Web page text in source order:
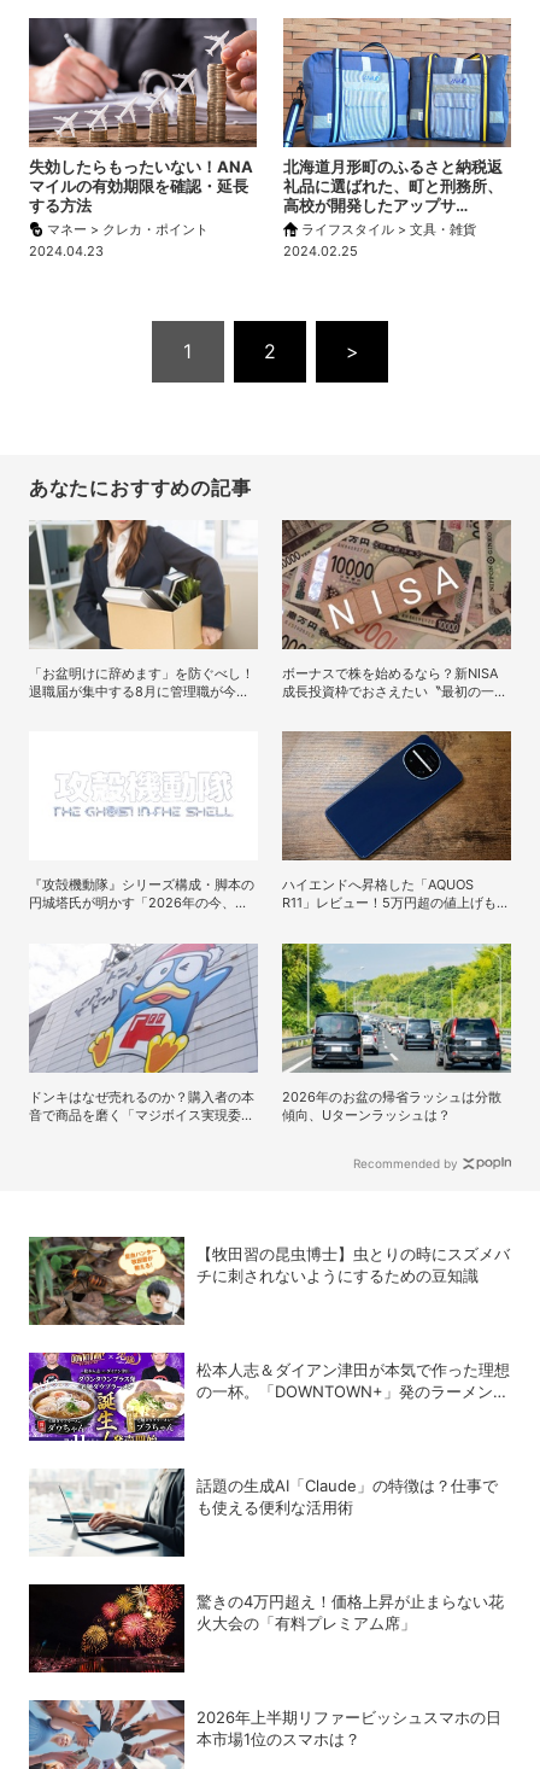
失効したらもったいない！ANA
マイルの有効期限を確認・延長
する方法
マネー > クレカ・ポイント
2024.04.23
北海道月形町のふるさと納税返
礼品に選ばれた、町と刑務所、
高校が開発したアップサ…
ライフスタイル > 文具・雑貨
2024.02.25
1 2 >
あなたにおすすめの記事
「お盆明けに辞めます」を防ぐべし！
退職届が集中する8月に管理職が今す
ボーナスで株を始めるなら？新NISA
成長投資枠でおさえたい〝最初の一
『攻殻機動隊』シリーズ構成・脚本の
円城塔氏が明かす「2026年の今、原
ハイエンドへ昇格した「AQUOS
R11」レビュー！5万円超の値上げも納
ドンキはなぜ売れるのか？購入者の本
音で商品を磨く「マジボイス実現委員
2026年のお盆の帰省ラッシュは分散
傾向、Uターンラッシュは？
Recommended by
【牧田習の昆虫博士】虫とりの時にスズメバ
チに刺されないようにするための豆知識
松本人志＆ダイアン津田が本気で作った理想
の一杯。「DOWNTOWN+」発のラーメンを
話題の生成AI「Claude」の特徴は？仕事で
も使える便利な活用術
驚きの4万円超え！価格上昇が止まらない花
火大会の「有料プレミアム席」
2026年上半期リファービッシュスマホの日
本市場1位のスマホは？